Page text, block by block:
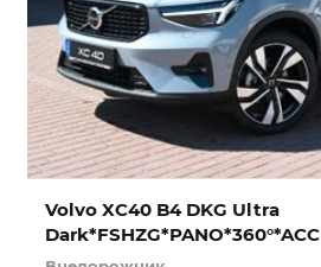
Volvo XC40 B4 DKG Ultra
Dark*FSHZG*PANO*360°*ACC